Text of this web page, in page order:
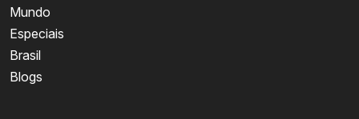
Mundo
Especiais
Brasil
Blogs